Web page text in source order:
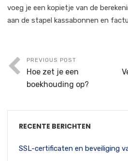
voeg je een kopietje van de
aan de stapel kassabonnen en
PREVIOUS POST
Hoe zet je een
boekhouding op?
RECENTE BERICHTEN
SSL-certificaten en beveiliging